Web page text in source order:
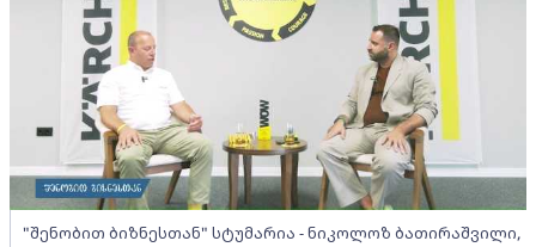
"შენობით ბიზნესთან" სტუმარია - ნიკოლოზ ბათირაშვილი,